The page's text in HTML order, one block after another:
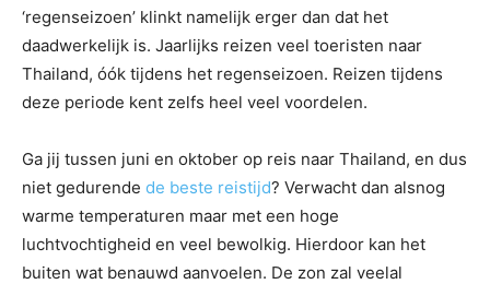
‘regenseizoen’ klinkt namelijk erger dan dat het
daadwerkelijk is. Jaarlijks reizen veel toeristen naar
Thailand, óók tijdens het regenseizoen. Reizen tijdens
deze periode kent zelfs heel veel voordelen.
Ga jij tussen juni en oktober op reis naar Thailand, en dus
niet gedurende de beste reistijd? Verwacht dan alsnog
warme temperaturen maar met een hoge
luchtvochtigheid en veel bewolkig. Hierdoor kan het
buiten wat benauwd aanvoelen. De zon zal veelal